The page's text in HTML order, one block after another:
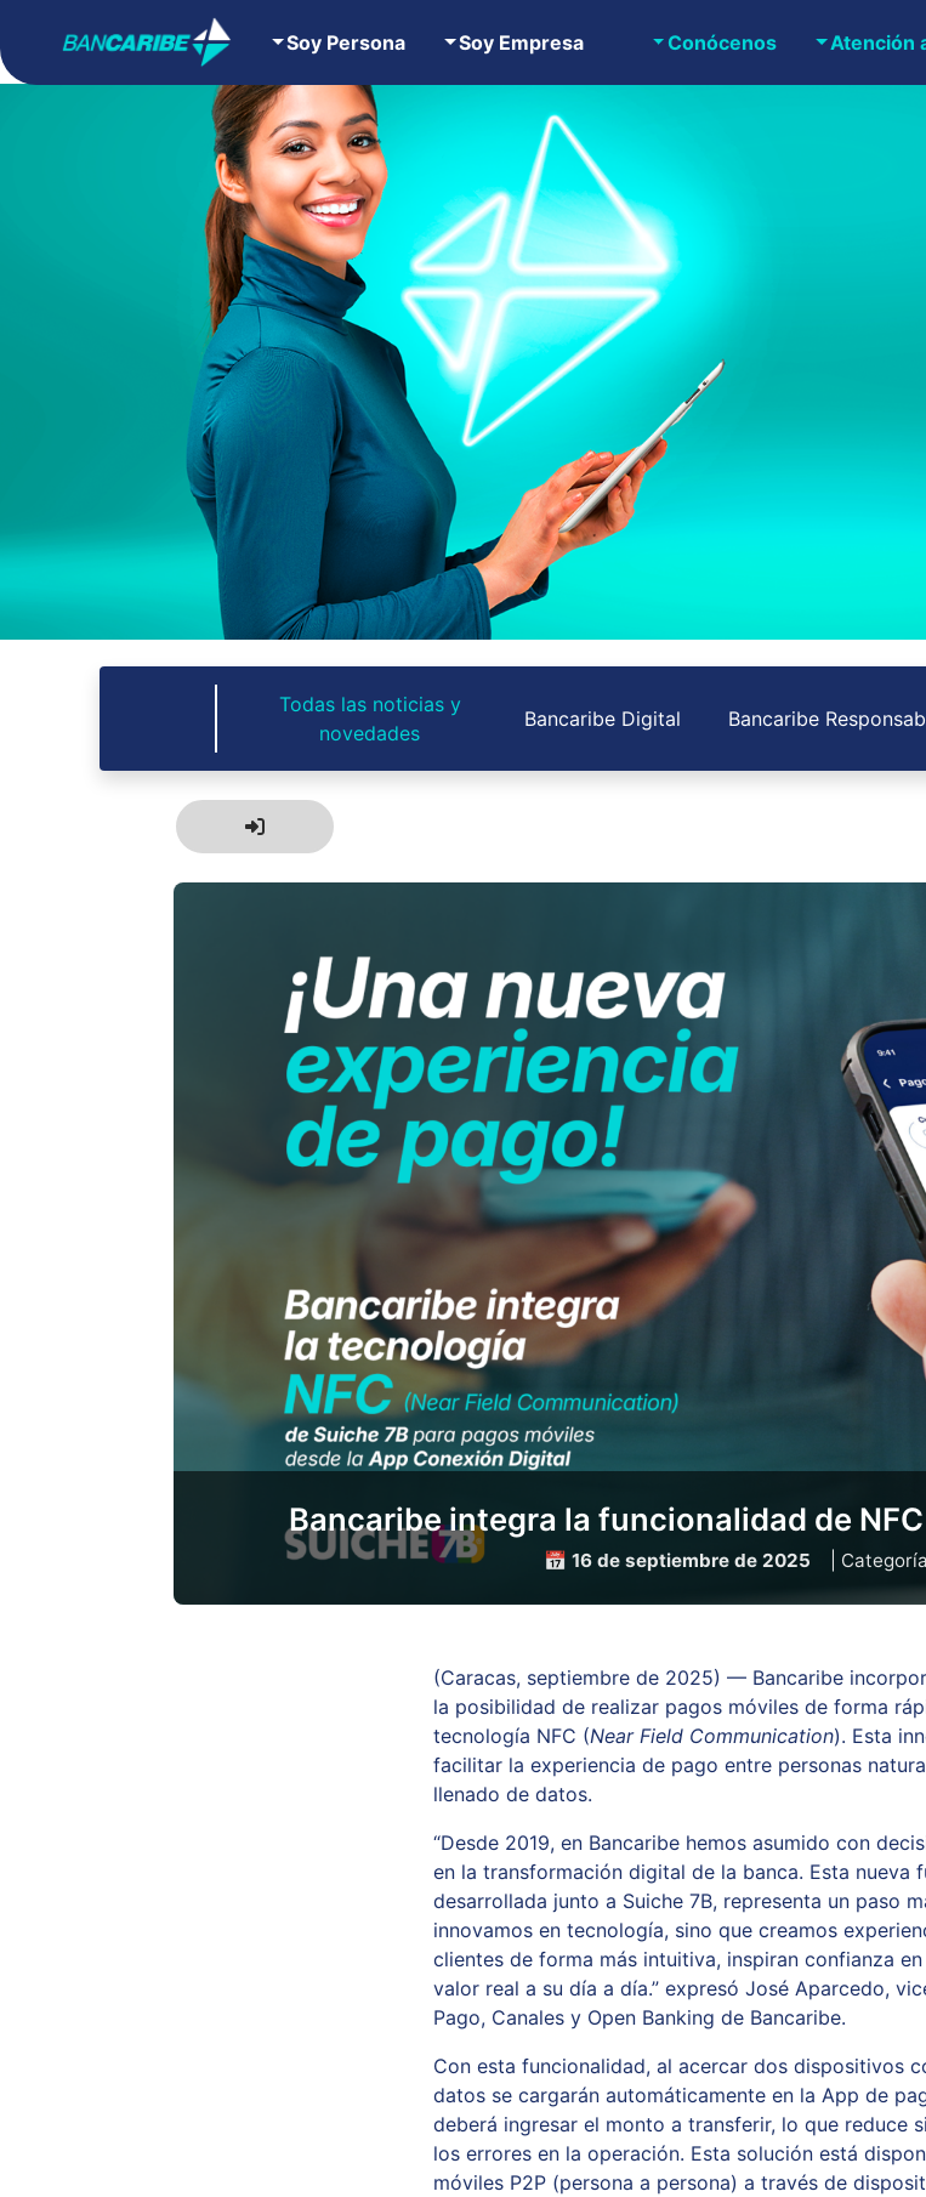
Soy Persona Soy Empresa Conócenos Atención
Todas las noticias y
novedades
Bancaribe Digital Bancaribe
Bancaribe integra la funcionalidad de
📅 16 de septiembre de 2025 |
(Caracas, septiembre de 2025) — Bancaribe
la posibilidad de realizar pagos móviles de forma
tecnología NFC (Near Field Communication). Esta
facilitar la experiencia de pago entre personas
llenado de datos.
“Desde 2019, en Bancaribe hemos asumido con
en la transformación digital de la banca. Esta nueva
desarrollada junto a Suiche 7B, representa un paso
innovamos en tecnología, sino que creamos
clientes de forma más intuitiva, inspiran confianza
valor real a su día a día.” expresó José Aparcedo,
Pago, Canales y Open Banking de Bancaribe.
Con esta funcionalidad, al acercar dos dispositivos
datos se cargarán automáticamente en la App de
deberá ingresar el monto a transferir, lo que reduce
los errores en la operación. Esta solución está
móviles P2P (persona a persona) a través de